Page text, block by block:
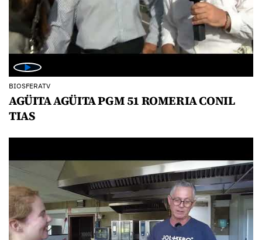
BIOSFERATV
AGÜITA AGÜITA PGM 51 ROMERIA CONIL
TIAS